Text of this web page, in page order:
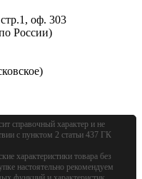
оф. 303
России)
справочный характер и не
с пунктом 2 статьи 437 ГК
характеристики товара без
настоятельно рекомендуем